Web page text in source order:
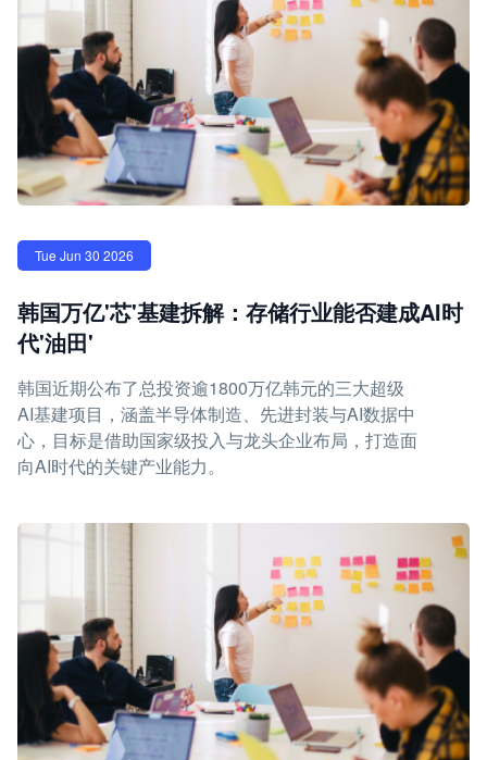
Tue Jun 30 2026
韩国万亿'芯'基建拆解：存储行业能否建成AI时
代'油田'
韩国近期公布了总投资逾1800万亿韩元的三大超级
AI基建项目，涵盖半导体制造、先进封装与AI数据中
心，目标是借助国家级投入与龙头企业布局，打造面
向AI时代的关键产业能力。